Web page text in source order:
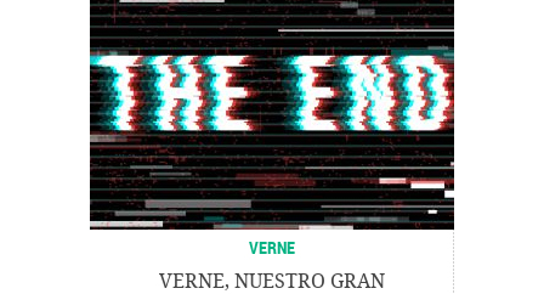
VERNE
VERNE, NUESTRO GRAN